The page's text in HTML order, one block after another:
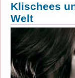
Klischees
Welt